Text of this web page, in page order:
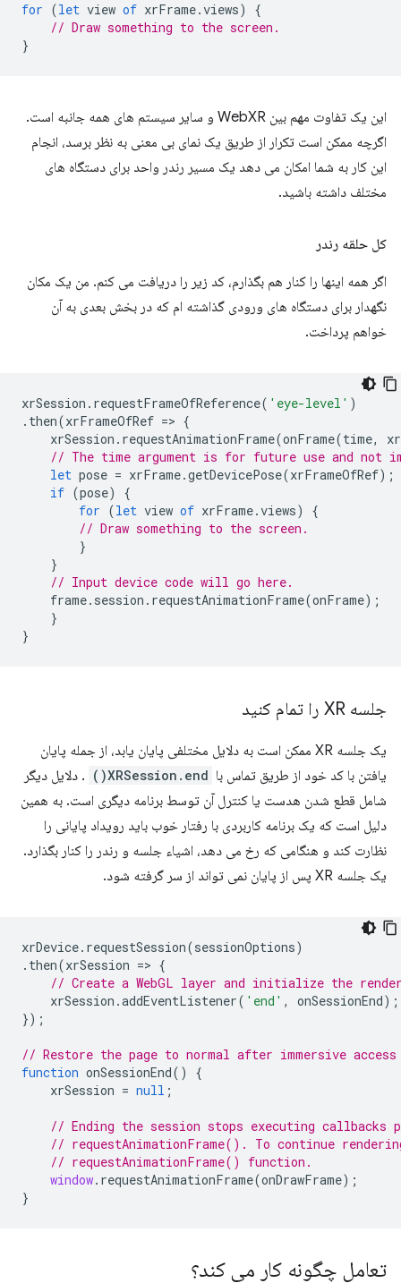
for (let view of xrFrame.views)
{
// Draw something to the screen.
}
این یک تفاوت مهم بین WebXR و سایر سیستم های همه جانبه است.
اگرچه ممکن است تکرار از طریق یک نمای بی معنی به نظر برسد، انجام
این کار به شما امکان می دهد یک مسیر رندر واحد برای دستگاه های
مختلف داشته باشید.
کل حلقه رندر
اگر همه اینها را کنار هم بگذارم، کد زیر را دریافت می کنم. من یک مکان
نگهدار برای دستگاه های ورودی گذاشته ام که در بخش بعدی به آن
خواهم پرداخت.
xrSession . requestFrameOfReference( 'eye-level' )
. then(xrFrameOfRef => {
xrSession . requestAnimationFrame(onFrame(time,
// The time argument is for future use and not
let pose = xrFrame.getDevicePose(xrFrameOfRef);
if (pose)
{
for (let view of xrFrame.views)
{
// Draw something to the screen.
}
}
// Input device code will go here.
frame. session . requestAnimationFrame(onFrame);
}
}
جلسه XR را تمام کنید
یک جلسه XR ممکن است به دلایل مختلفی پایان یابد، از جمله پایان
یافتن با کد خود از طریق تماس با XRSession.end()
. دلایل دیگر
شامل قطع شدن هدست یا کنترل آن توسط برنامه دیگری است. به همین
دلیل است که یک برنامه کاربردی با رفتار خوب باید رویداد پایانی را
نظارت کند و هنگامی که رخ می دهد، اشیاء جلسه و رندر را کنار بگذارد.
یک جلسه XR پس از پایان نمی تواند از سر گرفته شود.
xrDevice. requestSession(sessionOptions)
. then(xrSession => {
// Create a WebGL layer and initialize the
xrSession .addEventListener( 'end' , onSessionEnd);
});
// Restore the page to normal after immersive access
function onSessionEnd()
{
xrSession = null ;
// Ending the session stops executing callbacks
// requestAnimationFrame(). To continue
// requestAnimationFrame() function.
window. requestAnimationFrame(onDrawFrame);
}
تعامل چگونه کار می کند؟